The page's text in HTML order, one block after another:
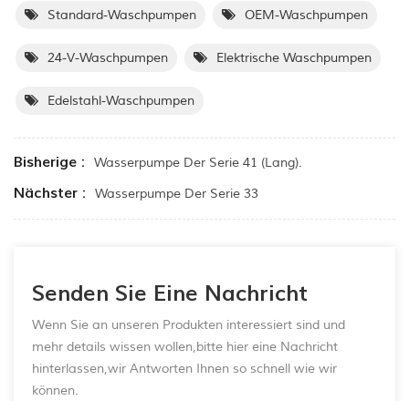
Standard-Waschpumpen OEM-Waschpumpen
24-V-Waschpumpen Elektrische Waschpumpen
Edelstahl-Waschpumpen
Bisherige : Wasserpumpe Der Serie 41 (lang).
Nächster : Wasserpumpe Der Serie 33
Senden Sie Eine Nachricht
Wenn Sie an unseren Produkten interessiert sind und
mehr details wissen wollen,bitte hier eine Nachricht
hinterlassen,wir Antworten Ihnen so schnell wie wir
können.